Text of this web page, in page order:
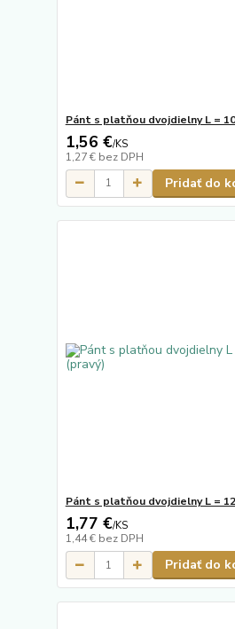
Pánt s platňou dvojdielny L =
1,56 €/KS
1,27 € bez DPH
Pridať do
Pánt s platňou dvojdielny L =
1,77 €/KS
1,44 € bez DPH
Pridať do